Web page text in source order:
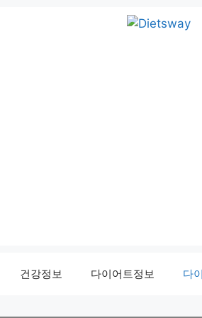
건강정보 다이어트정보 다